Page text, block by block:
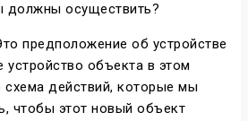
должны осуществить?
предположение об устройстве
объекта в этом
схема действий, которые мы
чтобы этот новый объект